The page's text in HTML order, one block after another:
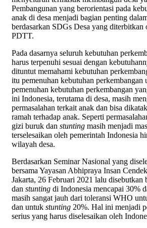
Pembangunan yang berorientasi pada
anak di desa menjadi bagian penting
berdasarkan SDGs Desa yang diterbitkan
PDTT.
Pada dasarnya seluruh kebutuhan
harus terpenuhi sesuai dengan
dituntut memahami kebutuhan
itu pemenuhan kebutuhan perkembangan
pemenuhan kebutuhan perkembangan
ini Indonesia, terutama di desa, masih
permasalahan terkait anak dan bisa
ramah terhadap anak. Seperti
gizi buruk dan stunting masih menjadi
terselesaikan oleh pemerintah Indonesia
wilayah desa.
Berdasarkan Seminar Nasional yang
bersama Yayasan Abhipraya Insan
Jakarta, 26 Februari 2021 lalu
dan stunting di Indonesia mencapai 30%
masih sangat jauh dari toleransi WHO
dan untuk stunting 20%. Hal ini menjadi
serius yang harus diselesaikan oleh